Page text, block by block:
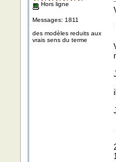
Hors ligne
Messages: 1811
des modèles reduits aux
vrais sens du terme